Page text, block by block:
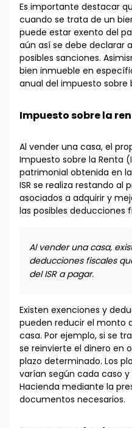
Es importante destacar
cuando se trata de un
puede estar exento del
aún así se debe declarar
posibles sanciones.
bien inmueble en
anual del impuesto sobre
Impuesto sobre la
Al vender una casa, el
Impuesto sobre la Renta
patrimonial obtenida en
ISR se realiza restando al
asociados a adquirir y
las posibles deducciones
Al vender una casa,
deducciones fiscales
del ISR a pagar.
Existen exenciones y
pueden reducir el monto
casa. Por ejemplo, si se
se reinvierte el dinero en
plazo determinado. Los
varían según cada caso
Hacienda mediante la
documentos necesarios.